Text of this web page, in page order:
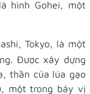
hình Gohei, một
Tokyo, là một
Được xây dựng
thần của lúa gạo
một trong bảy vị